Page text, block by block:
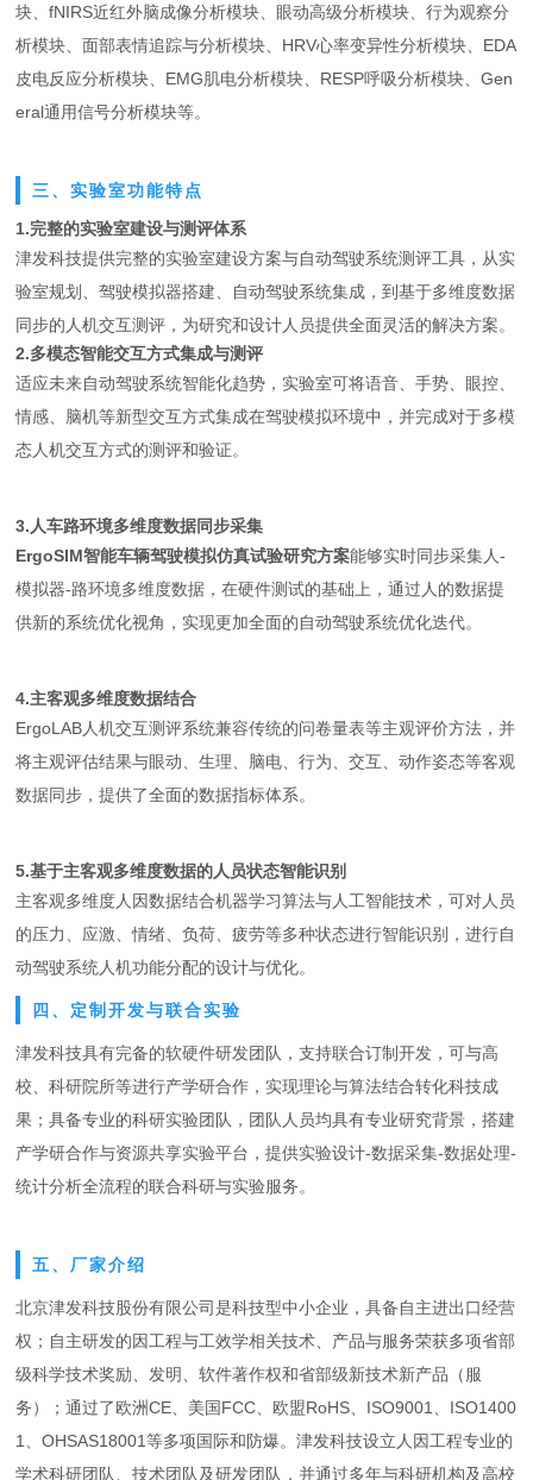
块、fNIRS近红外脑成像分析模块、眼动高级分析模块、行为观察分
析模块、面部表情追踪与分析模块、HRV心率变异性分析模块、EDA
皮电反应分析模块、EMG肌电分析模块、RESP呼吸分析模块、Gen
eral通用信号分析模块等。
三、实验室功能特点
1.完整的实验室建设与测评体系
津发科技提供完整的实验室建设方案与自动驾驶系统测评工具，从实
验室规划、驾驶模拟器搭建、自动驾驶系统集成，到基于多维度数据
同步的人机交互测评，为研究和设计人员提供全面灵活的解决方案。
2.多模态智能交互方式集成与测评
适应未来自动驾驶系统智能化趋势，实验室可将语音、手势、眼控、
情感、脑机等新型交互方式集成在驾驶模拟环境中，并完成对于多模
态人机交互方式的测评和验证。
3.人车路环境多维度数据同步采集
ErgoSIM智能车辆驾驶模拟仿真试验研究方案能够实时同步采集人-
模拟器-路环境多维度数据，在硬件测试的基础上，通过人的数据提
供新的系统优化视角，实现更加全面的自动驾驶系统优化迭代。
4.主客观多维度数据结合
ErgoLAB人机交互测评系统兼容传统的问卷量表等主观评价方法，并
将主观评估结果与眼动、生理、脑电、行为、交互、动作姿态等客观
数据同步，提供了全面的数据指标体系。
5.基于主客观多维度数据的人员状态智能识别
主客观多维度人因数据结合机器学习算法与人工智能技术，可对人员
的压力、应激、情绪、负荷、疲劳等多种状态进行智能识别，进行自
动驾驶系统人机功能分配的设计与优化。
四、定制开发与联合实验
津发科技具有完备的软硬件研发团队，支持联合订制开发，可与高
校、科研院所等进行产学研合作，实现理论与算法结合转化科技成
果；具备专业的科研实验团队，团队人员均具有专业研究背景，搭建
产学研合作与资源共享实验平台，提供实验设计-数据采集-数据处理-
统计分析全流程的联合科研与实验服务。
五、厂家介绍
北京津发科技股份有限公司是科技型中小企业，具备自主进出口经营
权；自主研发的因工程与工效学相关技术、产品与服务荣获多项省部
级科学技术奖励、发明、软件著作权和省部级新技术新产品（服
务）；通过了欧洲CE、美国FCC、欧盟RoHS、ISO9001、ISO1400
1、OHSAS18001等多项国际和防爆。津发科技设立人因工程专业的
学术科研团队、技术团队及研发团队，并通过多年与科研机构及高校